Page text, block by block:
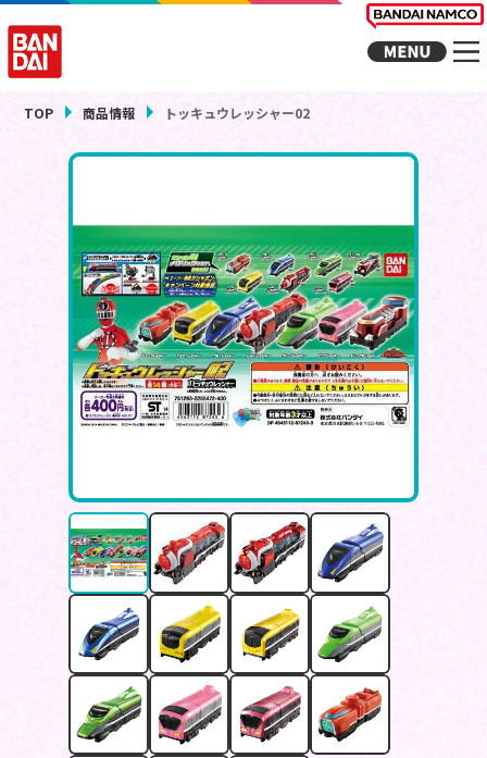
TOP 商品情報 トッキュウレッシャー02